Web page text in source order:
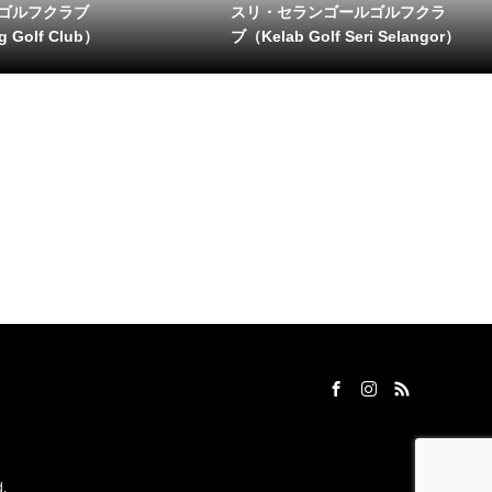
ルフクラブ
Golf Club）
スリ・セランゴールゴルフクラ
ブ（Kelab Golf Seri Selangor）